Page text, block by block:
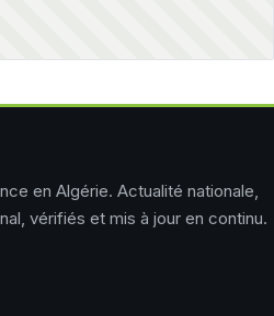
en Algérie. Actualité nationale,
vérifiés et mis à jour en continu.